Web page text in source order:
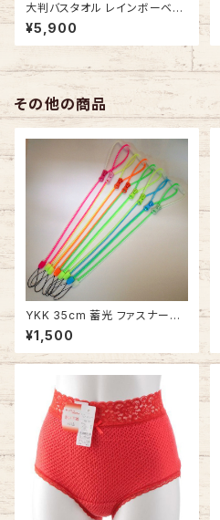
大判バスタオル レインボーベア
サーカス タオルケット お昼寝に
今治タオルの日本製
¥5,900
その他の商品
YKK 35cm 蓄光 ファスナーネ
ックストラップ ミックス 子供用
ジッパーストラップ 安全パーツ
付き ファスナーストラップ ジュ
¥1,500